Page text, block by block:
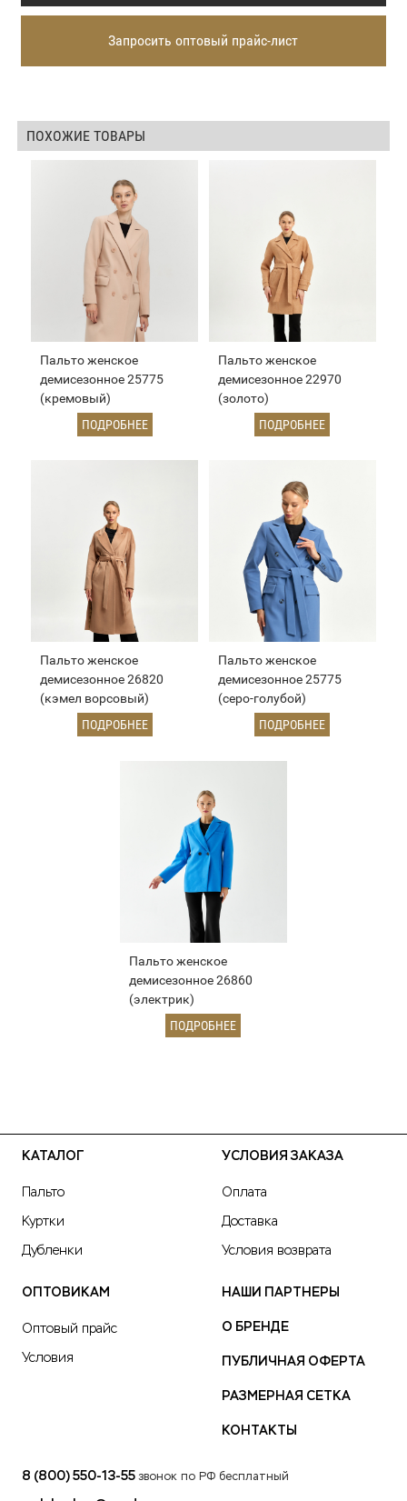
Запросить оптовый прайс-лист
ПОХОЖИЕ ТОВАРЫ
Пальто женское
демисезонное 25775
(кремовый)
ПОДРОБНЕЕ
Пальто женское
демисезонное 22970
(золото)
ПОДРОБНЕЕ
Пальто женское
демисезонное 26820
(кэмел ворсовый)
ПОДРОБНЕЕ
Пальто женское
демисезонное 25775
(серо-голубой)
ПОДРОБНЕЕ
Пальто женское
демисезонное 26860
(электрик)
ПОДРОБНЕЕ
КАТАЛОГ
Пальто
Куртки
Дубленки
УСЛОВИЯ ЗАКАЗА
Оплата
Доставка
Условия возврата
ОПТОВИКАМ
Оптовый прайс
Условия
НАШИ ПАРТНЕРЫ
О БРЕНДЕ
ПУБЛИЧНАЯ ОФЕРТА
РАЗМЕРНАЯ СЕТКА
КОНТАКТЫ
8 (800) 550-13-55 звонок по РФ бесплатный